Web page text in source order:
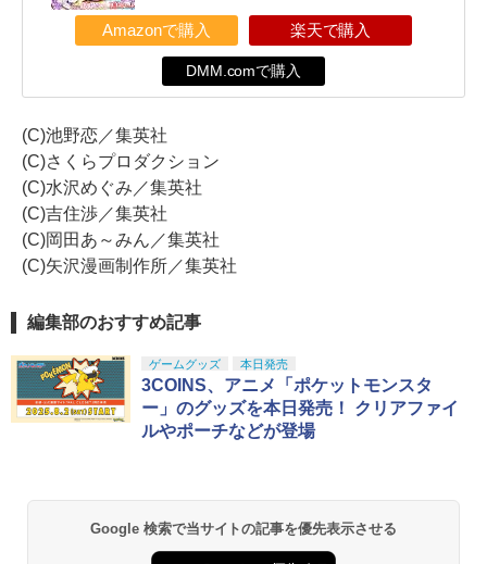
Amazonで購入 楽天で購入
DMM.comで購入
(C)池野恋／集英社
(C)さくらプロダクション
(C)水沢めぐみ／集英社
(C)吉住渉／集英社
(C)岡田あ～みん／集英社
(C)矢沢漫画制作所／集英社
編集部のおすすめ記事
ゲームグッズ 本日発売
3COINS、アニメ「ポケットモンスタ
ー」のグッズを本日発売！ クリアファイ
ルやポーチなどが登場
Google 検索で当サイトの記事を優先表示させる